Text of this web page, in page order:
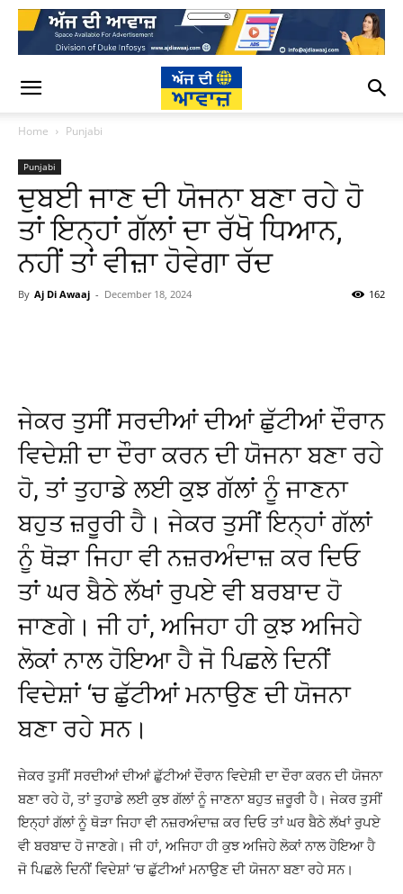
Home Punjabi
Punjabi
ਦੁਬਈ ਜਾਣ ਦੀ ਯੋਜਨਾ ਬਣਾ ਰਹੇ ਹੋ
ਤਾਂ ਇਨ੍ਹਾਂ ਗੱਲਾਂ ਦਾ ਰੱਖੋ ਧਿਆਨ,
ਨਹੀਂ ਤਾਂ ਵੀਜ਼ਾ ਹੋਵੇਗਾ ਰੱਦ
By Aj Di Awaaj - December 18, 2024 162
ਜੇਕਰ ਤੁਸੀਂ ਸਰਦੀਆਂ ਦੀਆਂ ਛੁੱਟੀਆਂ ਦੌਰਾਨ
ਵਿਦੇਸ਼ੀ ਦਾ ਦੌਰਾ ਕਰਨ ਦੀ ਯੋਜਨਾ ਬਣਾ ਰਹੇ
ਹੋ, ਤਾਂ ਤੁਹਾਡੇ ਲਈ ਕੁਝ ਗੱਲਾਂ ਨੂੰ ਜਾਣਨਾ
ਬਹੁਤ ਜ਼ਰੂਰੀ ਹੈ। ਜੇਕਰ ਤੁਸੀਂ ਇਨ੍ਹਾਂ ਗੱਲਾਂ
ਨੂੰ ਥੋੜਾ ਜਿਹਾ ਵੀ ਨਜ਼ਰਅੰਦਾਜ਼ ਕਰ ਦਿਓ
ਤਾਂ ਘਰ ਬੈਠੇ ਲੱਖਾਂ ਰੁਪਏ ਵੀ ਬਰਬਾਦ ਹੋ
ਜਾਣਗੇ। ਜੀ ਹਾਂ, ਅਜਿਹਾ ਹੀ ਕੁਝ ਅਜਿਹੇ
ਲੋਕਾਂ ਨਾਲ ਹੋਇਆ ਹੈ ਜੋ ਪਿਛਲੇ ਦਿਨੀਂ
ਵਿਦੇਸ਼ਾਂ ‘ਚ ਛੁੱਟੀਆਂ ਮਨਾਉਣ ਦੀ ਯੋਜਨਾ
ਬਣਾ ਰਹੇ ਸਨ।
ਜੇਕਰ ਤੁਸੀਂ ਸਰਦੀਆਂ ਦੀਆਂ ਛੁੱਟੀਆਂ ਦੌਰਾਨ ਵਿਦੇਸ਼ੀ ਦਾ ਦੌਰਾ ਕਰਨ ਦੀ ਯੋਜਨਾ
ਬਣਾ ਰਹੇ ਹੋ, ਤਾਂ ਤੁਹਾਡੇ ਲਈ ਕੁਝ ਗੱਲਾਂ ਨੂੰ ਜਾਣਨਾ ਬਹੁਤ ਜ਼ਰੂਰੀ ਹੈ। ਜੇਕਰ ਤੁਸੀਂ
ਇਨ੍ਹਾਂ ਗੱਲਾਂ ਨੂੰ ਥੋੜਾ ਜਿਹਾ ਵੀ ਨਜ਼ਰਅੰਦਾਜ਼ ਕਰ ਦਿਓ ਤਾਂ ਘਰ ਬੈਠੇ ਲੱਖਾਂ ਰੁਪਏ
ਵੀ ਬਰਬਾਦ ਹੋ ਜਾਣਗੇ। ਜੀ ਹਾਂ, ਅਜਿਹਾ ਹੀ ਕੁਝ ਅਜਿਹੇ ਲੋਕਾਂ ਨਾਲ ਹੋਇਆ ਹੈ
ਜੋ ਪਿਛਲੇ ਦਿਨੀਂ ਵਿਦੇਸ਼ਾਂ ‘ਚ ਛੁੱਟੀਆਂ ਮਨਾਉਣ ਦੀ ਯੋਜਨਾ ਬਣਾ ਰਹੇ ਸਨ।